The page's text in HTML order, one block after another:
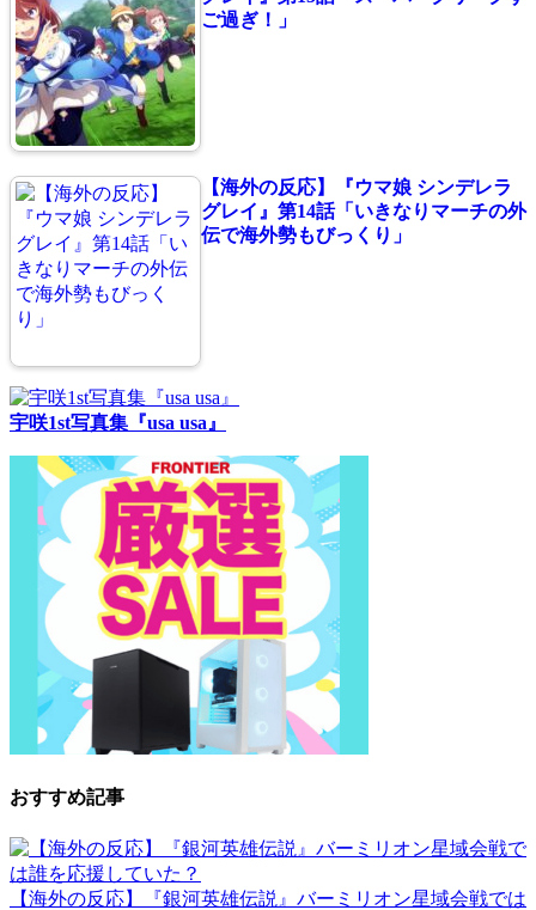
ご過ぎ！」
【海外の反応】『ウマ娘 シンデレラ
グレイ』第14話「いきなりマーチの外
伝で海外勢もびっくり」
宇咲1st写真集『usa usa』
おすすめ記事
【海外の反応】『銀河英雄伝説』バーミリオン星域会戦では